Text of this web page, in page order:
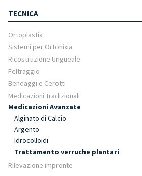
TECNICA
Ortoplastia
Sistemi per Ortonixia
Ricostruzione Ungueale
Feltraggio
Bendaggi e Cerotti
Medicazioni Tradizionali
Medicazioni Avanzate
Alginato di Calcio
Argento
Idrocolloidi
Trattamento verruche plantari
Rilevazione impronte